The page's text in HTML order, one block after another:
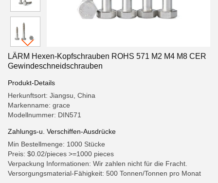
LÄRM Hexen-Kopfschrauben ROHS 571 M2 M4 M8 CER
Gewindeschneidschrauben
Produkt-Details
Herkunftsort: Jiangsu, China
Markenname: grace
Modellnummer: DIN571
Zahlungs-u. Verschiffen-Ausdrücke
Min Bestellmenge: 1000 Stücke
Preis: $0.02/pieces >=1000 pieces
Verpackung Informationen: Wir zahlen nicht für die Fracht.
Versorgungsmaterial-Fähigkeit: 500 Tonnen/Tonnen pro Monat